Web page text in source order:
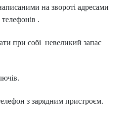
на звороті адресами
.
при собі невеликий запас
з зарядним пристроєм.